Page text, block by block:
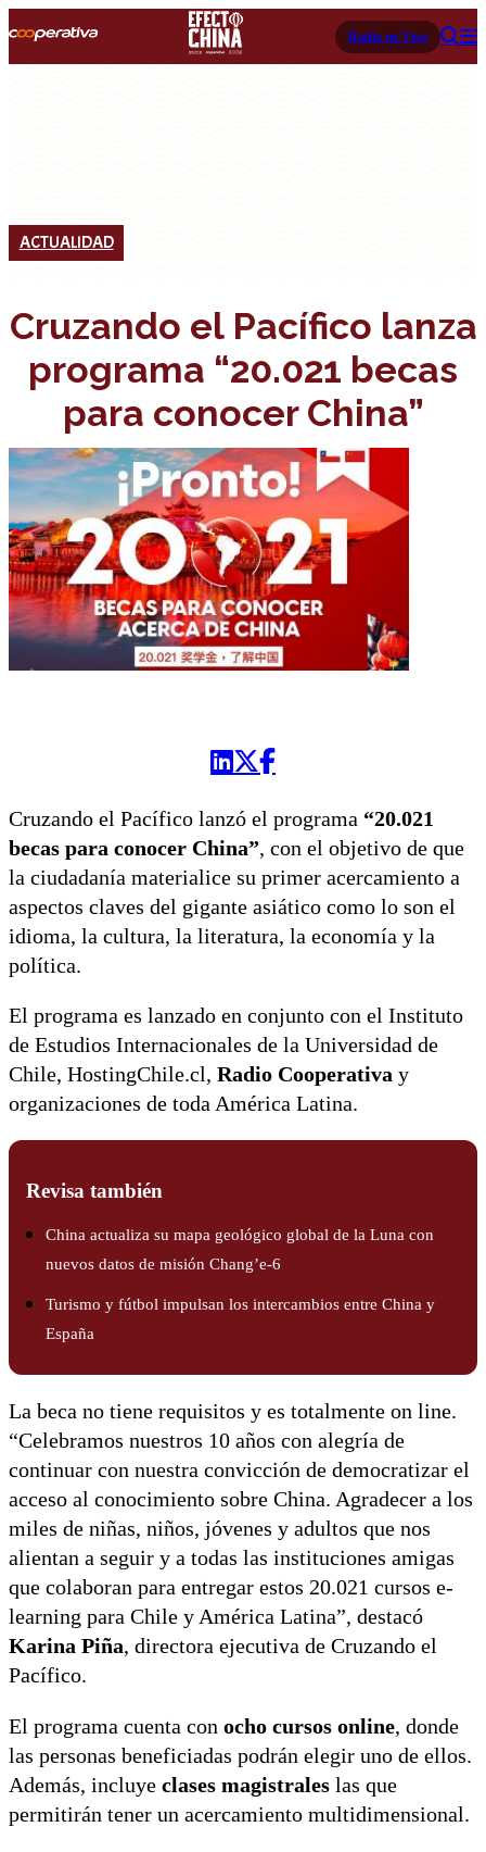
Radio en Vivo
ACTUALIDAD
Cruzando el Pacífico lanza
programa “20.021 becas
para conocer China”
Cruzando el Pacífico lanzó el programa “20.021
becas para conocer China”, con el objetivo de que
la ciudadanía materialice su primer acercamiento a
aspectos claves del gigante asiático como lo son el
idioma, la cultura, la literatura, la economía y la
política.
El programa es lanzado en conjunto con el Instituto
de Estudios Internacionales de la Universidad de
Chile, HostingChile.cl, Radio Cooperativa y
organizaciones de toda América Latina.
Revisa también
China actualiza su mapa geológico global de la Luna con
nuevos datos de misión Chang’e-6
Turismo y fútbol impulsan los intercambios entre China y
España
La beca no tiene requisitos y es totalmente on line.
“Celebramos nuestros 10 años con alegría de
continuar con nuestra convicción de democratizar el
acceso al conocimiento sobre China. Agradecer a los
miles de niñas, niños, jóvenes y adultos que nos
alientan a seguir y a todas las instituciones amigas
que colaboran para entregar estos 20.021 cursos e-
learning para Chile y América Latina”, destacó
Karina Piña, directora ejecutiva de Cruzando el
Pacífico.
El programa cuenta con ocho cursos online, donde
las personas beneficiadas podrán elegir uno de ellos.
Además, incluye clases magistrales las que
permitirán tener un acercamiento multidimensional.